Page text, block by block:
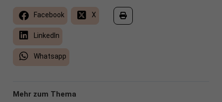
Facebook X
LinkedIn
Whatsapp
Mehr zum Thema